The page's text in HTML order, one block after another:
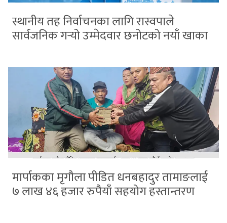
स्थानीय तह निर्वाचनका लागि रास्वपाले
सार्वजनिक गर्‍यो उम्मेदवार छनोटको नयाँ खाका
मार्पाकका मृगौला पीडित धनबहादुर तामाङलाई
७ लाख ४६ हजार रुपैयाँ सहयोग हस्तान्तरण